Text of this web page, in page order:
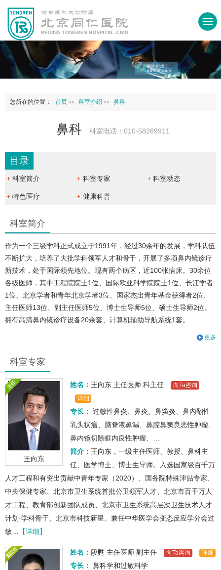
您所在的位置： 首页 >> 科室介绍 >> 鼻科
鼻科 科室电话：010-58269911
目录
科室简介 科室专家 科室动态
特色医疗 健康科普
科室简介
作为一个三级学科正式成立于1991年，经过30余年的发展，学科队伍
不断扩大，培养了大批学科领军人才和骨干，开展了多项鼻内镜诊疗
新技术，处于国际领先地位。现有两个病区，近100张病床。30余位
各级医师，其中工程院院士1位、国际欧亚科学院院士1位、长江学者
1位、北京学者和青年北京学者3位、国家杰出青年基金获得者2位、
主任医师13位、副主任医师5位、博士生导师5位、硕士生导师2位。
拥有高清鼻内镜诊疗设备20余套、计算机辅助导航系统1套。
更多
科室专家
王向东
姓名： 王向东 主任医师 科主任
向Ta咨询
详细
专长： 过敏性鼻炎 、鼻炎、 鼻窦炎 、鼻内翻性
乳头状瘤、脑脊液鼻漏、鼻腔鼻窦良恶性肿瘤、
鼻内镜切除眶内良性肿瘤、…
简介： 王向东 ，一级主任医师、教授、 鼻科主
任、医学博士、博士生导师。入选国家级百千万
人才工程和有突出贡献中青年专家（2020）、国务院特殊津贴专家、
中央保健专家、北京市卫生系统首批公卫领军人才、北京市百千万人
才工程、教育部创新团队成员、北京市卫生系统高层次卫生技术人才
计划-学科骨干、北京市科技新星。兼任中华医学会变态反应学分会过
敏…
【详细】
姓名： 段甦 主任医师 副主任 向Ta咨询 详细
专长： 鼻科学和过敏科学